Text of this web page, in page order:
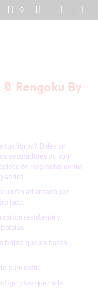
0
Rengoku By
tus libros? ¡Dales un
separadores no son
inspiradas en tus
series.
un fan art creado por
lado.
cartón resistente y
brillos que los hacen
puro estilo.
y haz que cada